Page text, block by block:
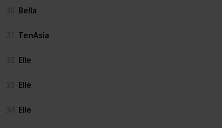
30 Bella
31 TenAsia
32 Elle
33 Elle
34 Elle